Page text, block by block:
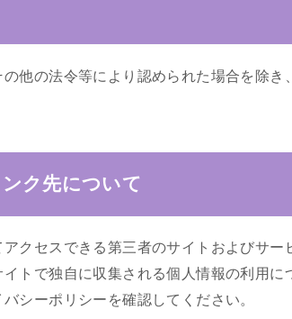
他の法令等により認められた場合を除
ク先について
クセスできる第三者のサイトおよびサ
トで独自に収集される個人情報の利用
シーポリシーを確認してください。